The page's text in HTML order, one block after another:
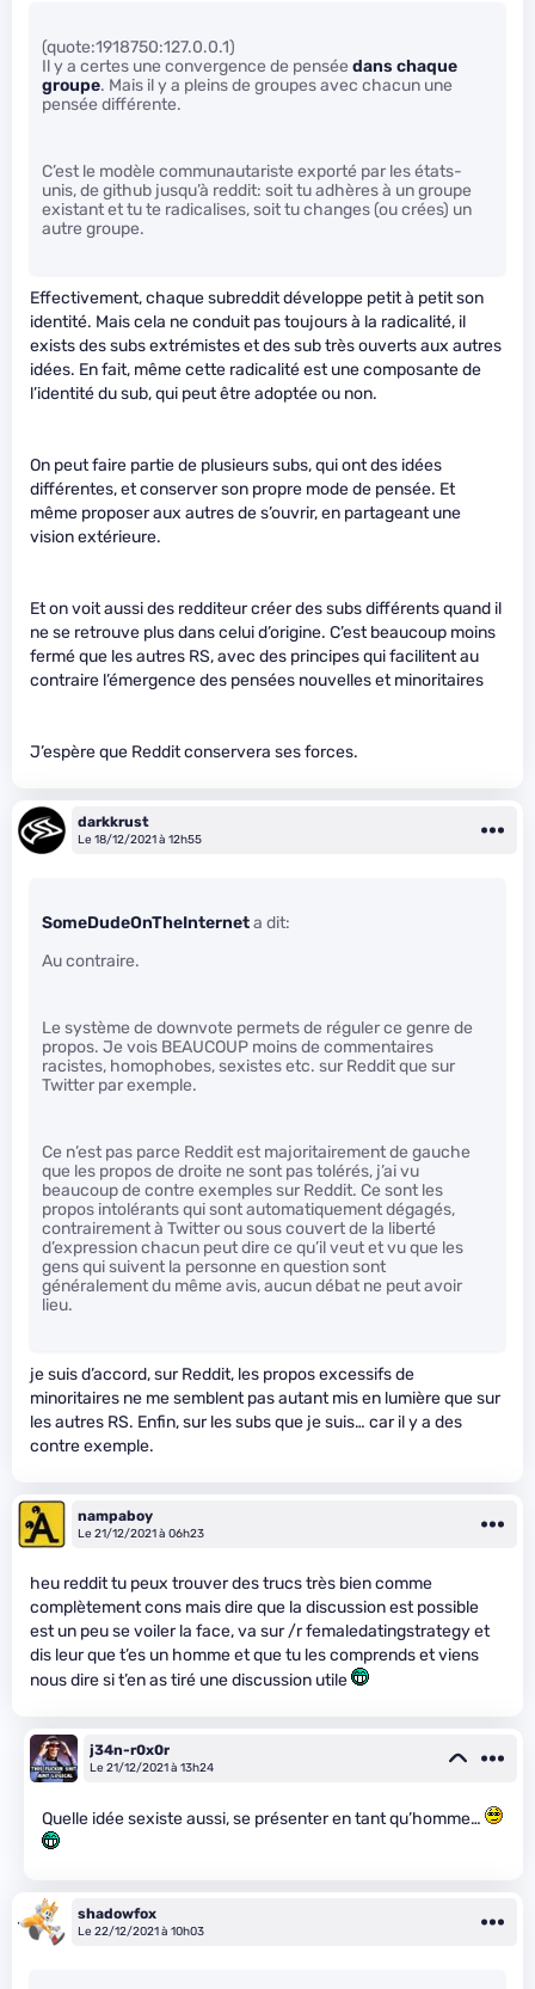
(quote:1918750:127.0.0.1)
Il y a certes une convergence de pensée dans chaque
groupe. Mais il y a pleins de groupes avec chacun une
pensée différente.
C’est le modèle communautariste exporté par les états-
unis, de github jusqu’à reddit: soit tu adhères à un groupe
existant et tu te radicalises, soit tu changes (ou crées) un
autre groupe.
Effectivement, chaque subreddit développe petit à petit son
identité. Mais cela ne conduit pas toujours à la radicalité, il
exists des subs extrémistes et des sub très ouverts aux autres
idées. En fait, même cette radicalité est une composante de
l’identité du sub, qui peut être adoptée ou non.
On peut faire partie de plusieurs subs, qui ont des idées
différentes, et conserver son propre mode de pensée. Et
même proposer aux autres de s’ouvrir, en partageant une
vision extérieure.
Et on voit aussi des redditeur créer des subs différents quand il
ne se retrouve plus dans celui d’origine. C’est beaucoup moins
fermé que les autres RS, avec des principes qui facilitent au
contraire l’émergence des pensées nouvelles et minoritaires
J’espère que Reddit conservera ses forces.
darkkrust
Le 18/12/2021 à 12h55
SomeDudeOnTheInterneta dit:
Au contraire.
Le système de downvote permets de réguler ce genre de
propos. Je vois BEAUCOUP moins de commentaires
racistes, homophobes, sexistes etc. sur Reddit que sur
Twitter par exemple.
Ce n’est pas parce Reddit est majoritairement de gauche
que les propos de droite ne sont pas tolérés, j’ai vu
beaucoup de contre exemples sur Reddit. Ce sont les
propos intolérants qui sont automatiquement dégagés,
contrairement à Twitter ou sous couvert de la liberté
d’expression chacun peut dire ce qu’il veut et vu que les
gens qui suivent la personne en question sont
généralement du même avis, aucun débat ne peut avoir
lieu.
je suis d’accord, sur Reddit, les propos excessifs de
minoritaires ne me semblent pas autant mis en lumière que sur
les autres RS. Enfin, sur les subs que je suis… car il y a des
contre exemple.
nampaboy
Le 21/12/2021 à 06h23
heu reddit tu peux trouver des trucs très bien comme
complètement cons mais dire que la discussion est possible
est un peu se voiler la face, va sur /r femaledatingstrategy et
dis leur que t’es un homme et que tu les comprends et viens
nous dire si t’en as tiré une discussion utile
j34n-r0x0r
Le 21/12/2021 à 13h24
Quelle idée sexiste aussi, se présenter en tant qu’homme…
shadowfox
Le 22/12/2021 à 10h03